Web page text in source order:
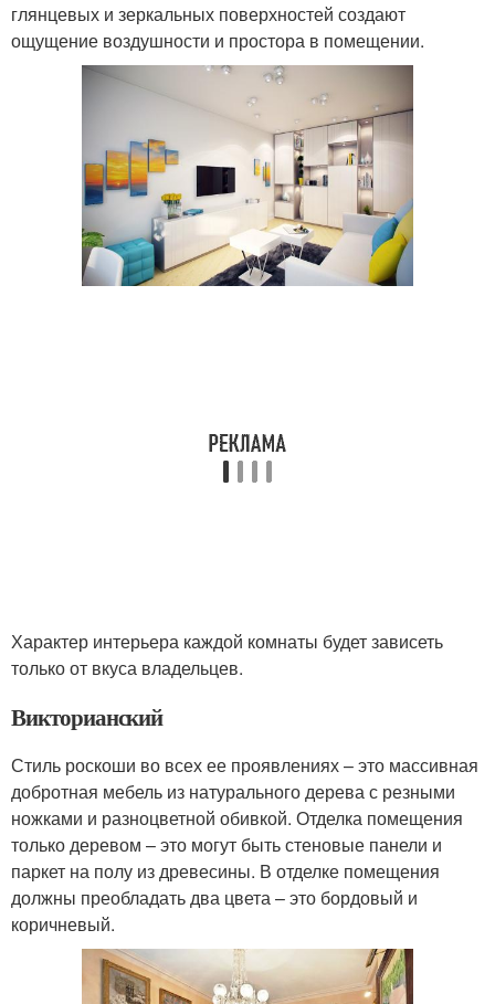
глянцевых и зеркальных поверхностей создают
ощущение воздушности и простора в помещении.
Характер интерьера каждой комнаты будет зависеть
только от вкуса владельцев.
Викторианский
Стиль роскоши во всех ее проявлениях – это массивная
добротная мебель из натурального дерева с резными
ножками и разноцветной обивкой. Отделка помещения
только деревом – это могут быть стеновые панели и
паркет на полу из древесины. В отделке помещения
должны преобладать два цвета – это бордовый и
коричневый.